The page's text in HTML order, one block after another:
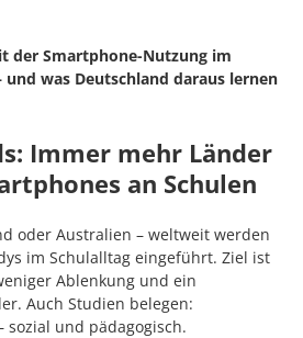
der Smartphone-Nutzung im
was Deutschland daraus lernen
Immer mehr Länder
an Schulen
oder Australien – weltweit werden
im Schulalltag eingeführt. Ziel ist
Ablenkung und ein
Auch Studien belegen:
sozial und pädagogisch.